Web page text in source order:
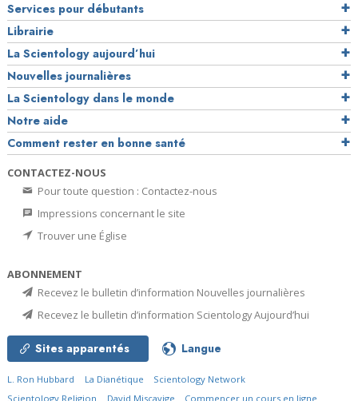
Services pour débutants
Librairie
La Scientology aujourd’hui
Nouvelles journalières
La Scientology dans le monde
Notre aide
Comment rester en bonne santé
CONTACTEZ-NOUS
Pour toute question : Contactez-nous
Impressions concernant le site
Trouver une Église
ABONNEMENT
Recevez le bulletin d’information Nouvelles journalières
Recevez le bulletin d’information Scientology Aujourd’hui
Sites apparentés Langue
L. Ron Hubbard La Dianétique
Scientology Network
Scientology Religion
David Miscavige Commencer un cours en ligne